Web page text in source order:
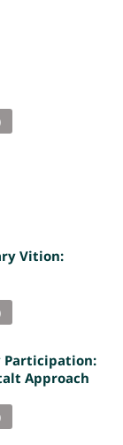
Vition:
Participation:
Approach